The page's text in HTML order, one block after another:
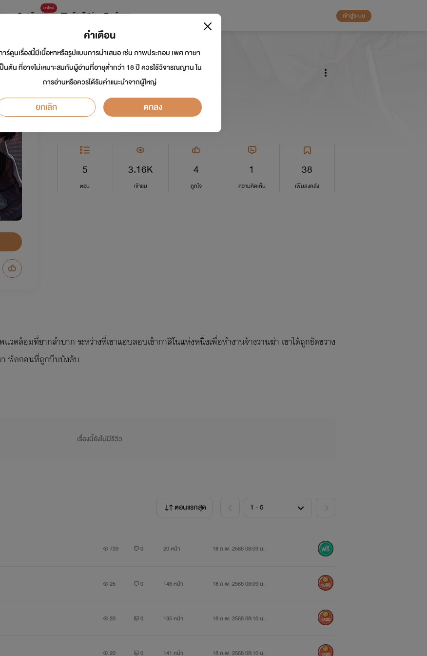
น
มาใหม่
ดรีมแชท ธัญลิสต์ ค้นหา เข้าสู่ระบบ
Whisper Romance
นักเขียน:WeComicsTH
Y
5
ตอน
3.16K
เข้าชม
4
ถูกใจ
1
ความคิดเห็น
38
เพิ่มลงคลัง
วดล้อมที่ยากลำบาก ระหว่างที่เขาแอบลอบเข้ากาสิโนแห่งหนึ่งเพื่อทำงานจ้างวานฆ่า เขาได้ถูกขัดขวาง
า พัคกอนที่ถูกบีบบังคับ
เรื่องนี้ยังไม่มีรีวิว
ตอนแรกสุด
739 0 20 หน้า 18 ก.พ. 2568 08:09 น.
25 0 148 หน้า 18 ก.พ. 2568 08:09 น. 1500
20 0 135 หน้า 18 ก.พ. 2568 08:10 น. 1500
20 0 141 หน้า 18 ก.พ. 2568 08:10 น.
คำเตือน
าร์ตูนเรื่องนี้มีเนื้อหาหรือรูปแบบการนำเสนอ เช่น ภาพประกอบ เพศ ภาษา
นต้น ที่อาจไม่เหมาะสมกับผู้อ่านที่อายุต่ำกว่า 18 ปี ควรใช้วิจารณญาน ใน
การอ่านหรือควรได้รับคำแนะนำจากผู้ใหญ่
ยกเลิก ตกลง